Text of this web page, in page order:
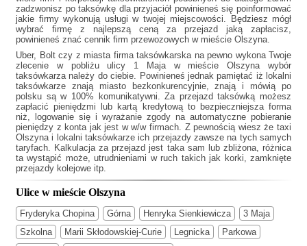
zadzwonisz po taksówkę dla przyjaciół powinieneś się poinformować
jakie firmy wykonują usługi w twojej miejscowości. Będziesz mógł
wybrać firmę z najlepszą ceną za przejazd jaką zapłacisz,
powinieneś znać cennik firm przewozowych w mieście Olszyna.
Uber, Bolt czy z miasta firma taksówkarska na pewno wykona Twoje
zlecenie w pobliżu ulicy 1 Maja w mieście Olszyna wybór
taksówkarza należy do ciebie. Powinieneś jednak pamiętać iż lokalni
taksówkarze znają miasto bezkonkurencyjnie, znają i mówią po
polsku są w 100% komunikatywni. Za przejazd taksówką możesz
zapłacić pieniędzmi lub kartą kredytową to bezpieczniejsza forma
niż, logowanie się i wyrażanie zgody na automatyczne pobieranie
pieniędzy z konta jak jest w w/w firmach. Z pewnością wiesz że taxi
Olszynai lokalni taksówkarze ich przejazdy zawsze na tych samych
taryfach. Kalkulacja za przejazd jest taka sam lub zbliżona, różnica
ta wystąpić może, utrudnieniami w ruch takich jak korki, zamknięte
przejazdy kolejowe itp.
Ulice w mieście Olszyna
Fryderyka Chopina Górna Henryka Sienkiewicza
3 Maja
Szkolna
Marii Skłodowskiej-Curie Legnicka
Parkowa